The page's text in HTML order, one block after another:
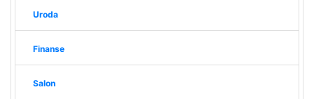
Uroda
Finanse
Salon